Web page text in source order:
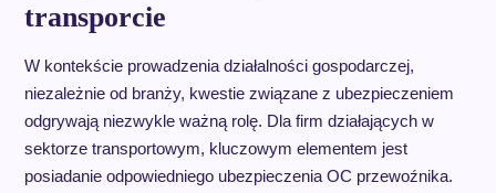
transporcie
W kontekście prowadzenia działalności gospodarczej,
niezależnie od branży, kwestie związane z ubezpieczeniem
odgrywają niezwykle ważną rolę. Dla firm działających w
sektorze transportowym, kluczowym elementem jest
posiadanie odpowiedniego ubezpieczenia OC przewoźnika.